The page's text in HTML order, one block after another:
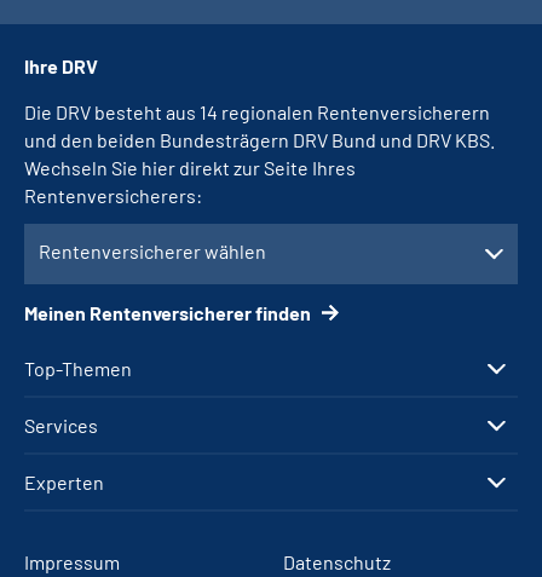
Top-Themen
Services
Experten
Ihre DRV
Die DRV besteht aus 14 regionalen Rentenversicherern
und den beiden Bundesträgern DRV Bund und DRV KBS.
Wechseln Sie hier direkt zur Seite Ihres
Rentenversicherers:
Rentenversicherer wählen
Meinen Rentenversicherer finden
Impressum Datenschutz